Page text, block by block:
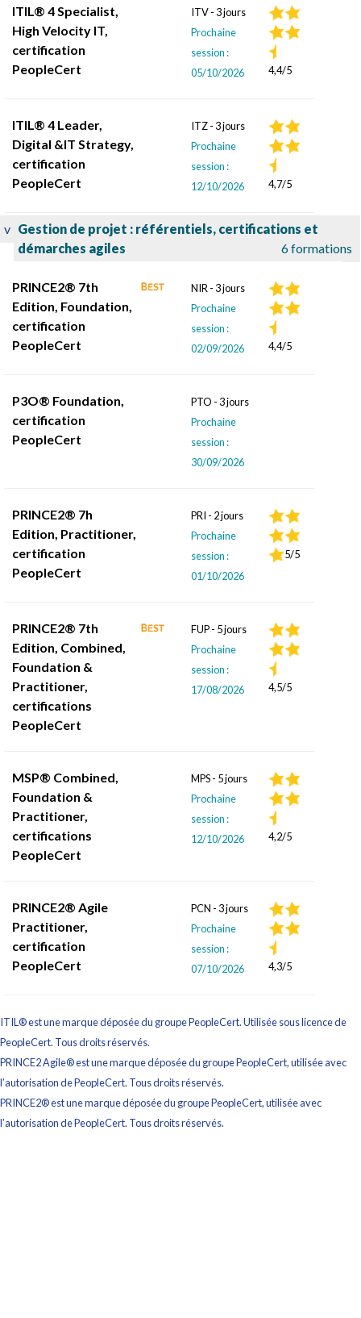
ITIL® 4 Specialist,
High Velocity IT,
certification
PeopleCert
ITV - 3 jours
Prochaine
session :
05/10/2026
4,4/5
ITIL® 4 Leader,
Digital &IT Strategy,
certification
PeopleCert
ITZ - 3 jours
Prochaine
session :
12/10/2026
4,7/5
Gestion de projet : référentiels, certifications et
démarches agiles
6 formations
v
PRINCE2® 7th
Edition, Foundation,
certification
PeopleCert
NIR - 3 jours
Prochaine
session :
02/09/2026
4,4/5
P3O® Foundation,
certification
PeopleCert
PTO - 3 jours
Prochaine
session :
30/09/2026
PRINCE2® 7h
Edition, Practitioner,
certification
PeopleCert
PRI - 2 jours
Prochaine
session :
01/10/2026
5/5
PRINCE2® 7th
Edition, Combined,
Foundation &
Practitioner,
certifications
PeopleCert
FUP - 5 jours
Prochaine
session :
17/08/2026
4,5/5
MSP® Combined,
Foundation &
Practitioner,
certifications
PeopleCert
MPS - 5 jours
Prochaine
session :
12/10/2026
4,2/5
PRINCE2® Agile
Practitioner,
certification
PeopleCert
PCN - 3 jours
Prochaine
session :
07/10/2026
4,3/5
ITIL® est une marque déposée du groupe PeopleCert. Utilisée sous licence de
PeopleCert. Tous droits réservés.
PRINCE2 Agile® est une marque déposée du groupe PeopleCert, utilisée avec
l’autorisation de PeopleCert. Tous droits réservés.
PRINCE2® est une marque déposée du groupe PeopleCert, utilisée avec
l’autorisation de PeopleCert. Tous droits réservés.